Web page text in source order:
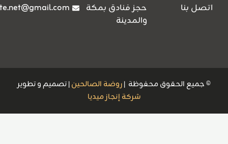
اتصل بنا
حجز فنادق بمكة
والمدينة
© جميع الحقوق محفوظة |روضة الصالحين| تصميم و تطوير
شركة إنجاز ميديا